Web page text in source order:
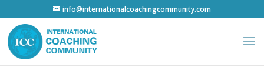
info@internationalcoachingcommunity.com